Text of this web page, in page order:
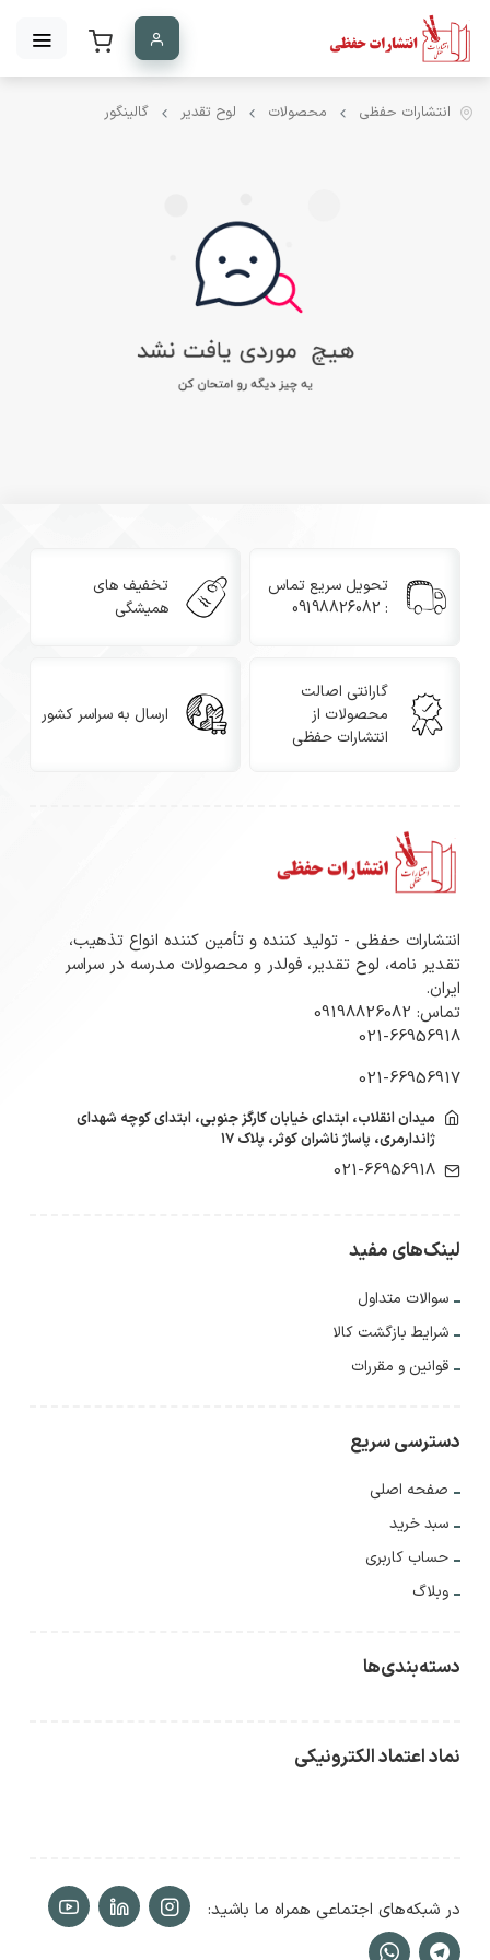
انتشارات حفظی محصولات لوح تقدیر گالینگور
تحویل سریع تماس
: 09198826082
تخفیف های
همیشگی
گارانتی اصالت
محصولات از
انتشارات حفظی
ارسال به سراسر کشور
انتشارات حفظی - تولید کننده و تأمین کننده انواع تذهیب،
تقدیر نامه، لوح تقدیر، فولدر و محصولات مدرسه در سراسر
ایران.
تماس: 09198826082
021-66956918
021-66956917
میدان انقلاب، ابتدای خیابان کارگز جنوبی، ابتدای کوچه شهدای
ژاندارمری، پاساژ ناشران کوثر، پلاک ۱۷
021-66956918
لینک‌های مفید
سوالات متداول
شرایط بازگشت کالا
قوانین و مقررات
دسترسی سریع
صفحه اصلی
سبد خرید
حساب کاربری
وبلاگ
دسته‌بندی‌ها
نماد اعتماد الکترونیکی
در شبکه‌های اجتماعی همراه ما باشید: